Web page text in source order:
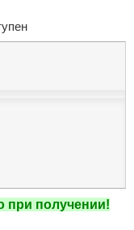
при получении!